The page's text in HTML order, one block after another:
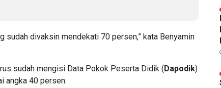
sudah divaksin mendekati 70 persen,” kata Benyamin
sudah mengisi Data Pokok Peserta Didik (Dapodik)
angka 40 persen.